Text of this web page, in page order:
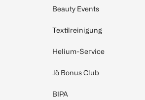
Beauty Events
Textilreinigung
Helium-Service
Jö Bonus Club
BIPA